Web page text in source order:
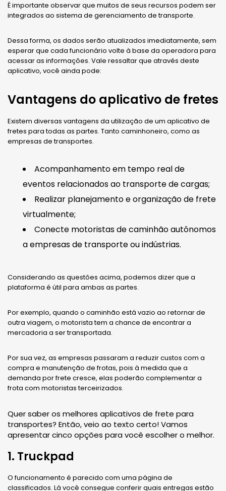
É importante observar que muitos de seus recursos podem ser
integrados ao sistema de gerenciamento de transporte.
Dessa forma, os dados serão atualizados imediatamente, sem
esperar que cada funcionário volte à base da operadora para
acessar as informações. Vale ressaltar que através deste
aplicativo, você ainda pode:
Vantagens do aplicativo de fretes
Existem diversas vantagens da utilização de um aplicativo de
fretes para todas as partes. Tanto caminhoneiro, como as
empresas de transportes.
Acompanhamento em tempo real de
eventos relacionados ao transporte de cargas;
Realizar planejamento e organização de frete
virtualmente;
Conecte motoristas de caminhão autônomos
a empresas de transporte ou indústrias.
Considerando as questões acima, podemos dizer que a
plataforma é útil para ambas as partes.
Por exemplo, quando o caminhão está vazio ao retornar de
outra viagem, o motorista tem a chance de encontrar a
mercadoria a ser transportada.
Por sua vez, as empresas passaram a reduzir custos com a
compra e manutenção de frotas, pois à medida que a
demanda por frete cresce, elas poderão complementar a
frota com motoristas terceirizados.
Quer saber os melhores aplicativos de frete para
transportes? Então, veio ao texto certo! Vamos
apresentar cinco opções para você escolher o melhor.
1. Truckpad
O funcionamento é parecido com uma página de
classificados. Lá você consegue conferir quais entregas estão